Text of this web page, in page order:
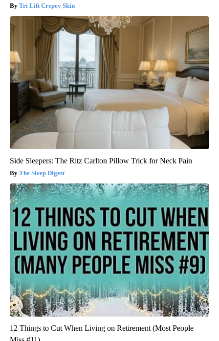
Tri Lift Crepey Skin
Side Sleepers: The Ritz Carlton Pillow Trick for Neck Pain
The Sleep Digest
12 Things to Cut When Living on Retirement (Most People